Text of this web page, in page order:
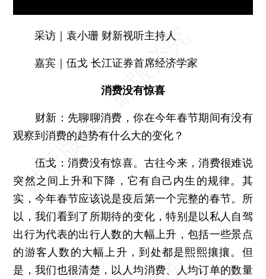
采访｜袁小珊 财新视听主持人
嘉宾｜伍戈 长江证券首席经济学家
消费没有惊喜
财新： 先聊聊消费，你在今年春节期间有没有
观察到消费的趋势有什么大的变化？
伍戈：消费没有惊喜。古往今来，消费很难说
突然之间上升和下降，它有自己内生的规律。其
实，今年春节应该说是疫后第一个完整的春节。所
以，我们看到了所期待的变化，特别是以私人自驾
出行为代表的出行人数的大幅上升，包括一些景点
的游客人数的大幅上升，到处都是熙熙攘攘。但
是，我们也很清楚，以人均消费、人均订单的数量